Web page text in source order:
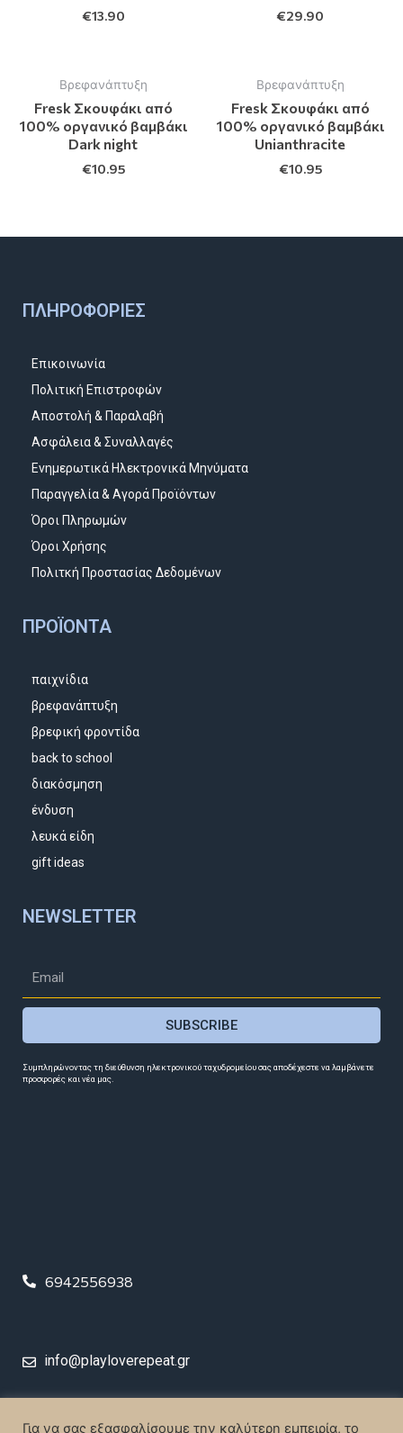
€13.90 €29.90
Βρεφανάπτυξη
Fresk Σκουφάκι από
100% οργανικό βαμβάκι
Dark night
€10.95
Βρεφανάπτυξη
Fresk Σκουφάκι από
100% οργανικό βαμβάκι
Unianthracite
€10.95
ΠΛΗΡΟΦΟΡΊΕΣ
Επικοινωνία
Πολιτική Επιστροφών
Αποστολή & Παραλαβή
Ασφάλεια & Συναλλαγές
Ενημερωτικά Ηλεκτρονικά Μηνύματα
Παραγγελία & Αγορά Προϊόντων
Όροι Πληρωμών
Όροι Χρήσης
Πολιτκή Προστασίας Δεδομένων
ΠΡΟΪΌΝΤΑ
παιχνίδια
βρεφανάπτυξη
βρεφική φροντίδα
back to school
διακόσμηση
ένδυση
λευκά είδη
gift ideas
NEWSLETTER
SUBSCRIBE
Συμπληρώνοντας τη διεύθυνση ηλεκτρονικού ταχυδρομείου σας αποδέχεστε να λαμβάνετε
προσφορές και νέα μας.
6942556938
info@playloverepeat.gr
© 2023 Play Love Repeat. All rights reserved.
Για να σας εξασφαλίσουμε την καλύτερη εμπειρία, το